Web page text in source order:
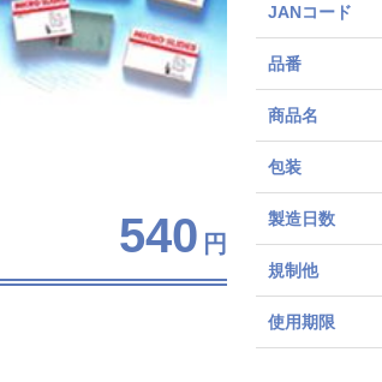
540 円
JANコード
品番
商品名
包装
製造日数
規制他
使用期限